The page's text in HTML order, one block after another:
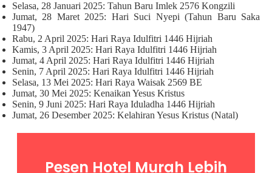
Selasa, 28 Januari 2025: Tahun Baru Imlek 2576 Kongzili
Jumat, 28 Maret 2025: Hari Suci Nyepi (Tahun Baru Saka
1947)
Rabu, 2 April 2025: Hari Raya Idulfitri 1446 Hijriah
Kamis, 3 April 2025: Hari Raya Idulfitri 1446 Hijriah
Jumat, 4 April 2025: Hari Raya Idulfitri 1446 Hijriah
Senin, 7 April 2025: Hari Raya Idulfitri 1446 Hijriah
Selasa, 13 Mei 2025: Hari Raya Waisak 2569 BE
Jumat, 30 Mei 2025: Kenaikan Yesus Kristus
Senin, 9 Juni 2025: Hari Raya Iduladha 1446 Hijriah
Jumat, 26 Desember 2025: Kelahiran Yesus Kristus (Natal)